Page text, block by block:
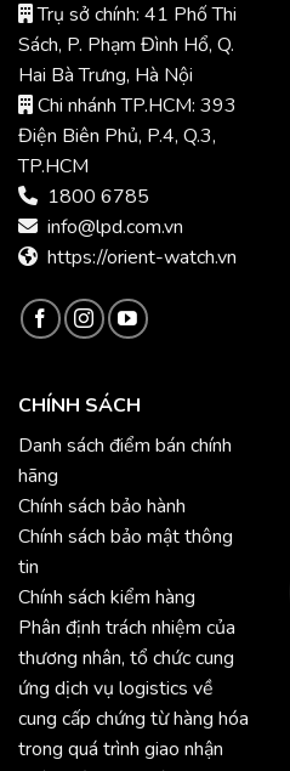
Trụ sở chính: 41 Phố Thi
Sách, P. Phạm Đình Hổ, Q.
Hai Bà Trưng, Hà Nội
Chi nhánh TP.HCM: 393
Điện Biên Phủ, P.4, Q.3,
TP.HCM
1800 6785
info@lpd.com.vn
https://orient-watch.vn
CHÍNH SÁCH
Danh sách điểm bán chính
hãng
Chính sách bảo hành
Chính sách bảo mật thông
tin
Chính sách kiểm hàng
Phân định trách nhiệm của
thương nhân, tổ chức cung
ứng dịch vụ logistics về
cung cấp chứng từ hàng hóa
trong quá trình giao nhận